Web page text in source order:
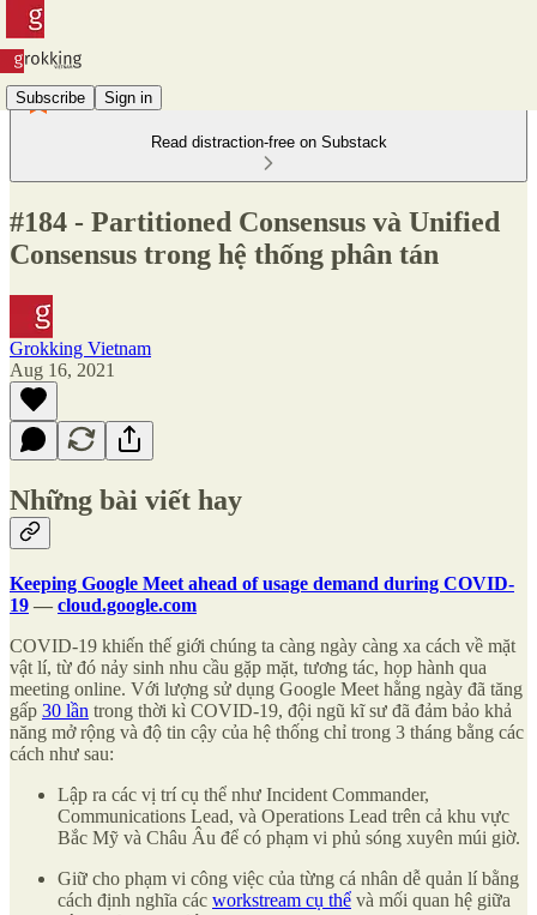
Subscribe Sign in
Read distraction-free on Substack
#184 - Partitioned Consensus và Unified
Consensus trong hệ thống phân tán
Grokking Vietnam
Aug 16, 2021
Những bài viết hay
Keeping Google Meet ahead of usage demand during COVID-
19 — cloud.google.com
COVID-19 khiến thế giới chúng ta càng ngày càng xa cách về mặt
vật lí, từ đó nảy sinh nhu cầu gặp mặt, tương tác, họp hành qua
meeting online. Với lượng sử dụng Google Meet hằng ngày đã tăng
gấp 30 lần trong thời kì COVID-19, đội ngũ kĩ sư đã đảm bảo khả
năng mở rộng và độ tin cậy của hệ thống chỉ trong 3 tháng bằng các
cách như sau:
Lập ra các vị trí cụ thể như Incident Commander,
Communications Lead, và Operations Lead trên cả khu vực
Bắc Mỹ và Châu Âu để có phạm vi phủ sóng xuyên múi giờ.
Giữ cho phạm vi công việc của từng cá nhân dễ quản lí bằng
cách định nghĩa các workstream cụ thể và mối quan hệ giữa